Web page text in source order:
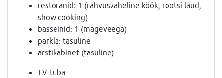
restoranid: 1 (rahvusvaheline köök, rootsi laud,
show cooking)
basseinid: 1 (mageveega)
parkla: tasuline
arstikabinet (tasuline)
TV-tuba